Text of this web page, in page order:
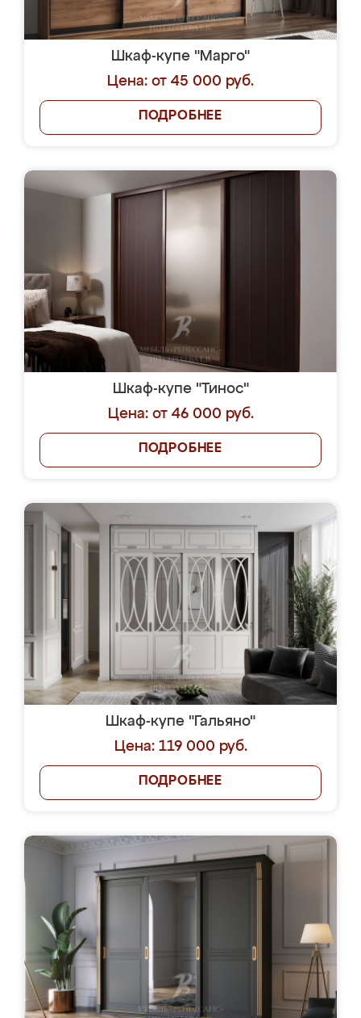
Шкаф-купе "Марго"
Цена: от 45 000 руб.
ПОДРОБНЕЕ
Шкаф-купе "Тинос"
Цена: от 46 000 руб.
ПОДРОБНЕЕ
Шкаф-купе "Гальяно"
Цена: 119 000 руб.
ПОДРОБНЕЕ